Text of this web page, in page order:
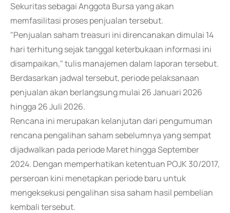
Sekuritas sebagai Anggota Bursa yang akan
memfasilitasi proses penjualan tersebut.
"Penjualan saham treasuri ini direncanakan dimulai 14
hari terhitung sejak tanggal keterbukaan informasi ini
disampaikan," tulis manajemen dalam laporan tersebut.
Berdasarkan jadwal tersebut, periode pelaksanaan
penjualan akan berlangsung mulai 26 Januari 2026
hingga 26 Juli 2026.
Rencana ini merupakan kelanjutan dari pengumuman
rencana pengalihan saham sebelumnya yang sempat
dijadwalkan pada periode Maret hingga September
2024. Dengan memperhatikan ketentuan POJK 30/2017,
perseroan kini menetapkan periode baru untuk
mengeksekusi pengalihan sisa saham hasil pembelian
kembali tersebut.